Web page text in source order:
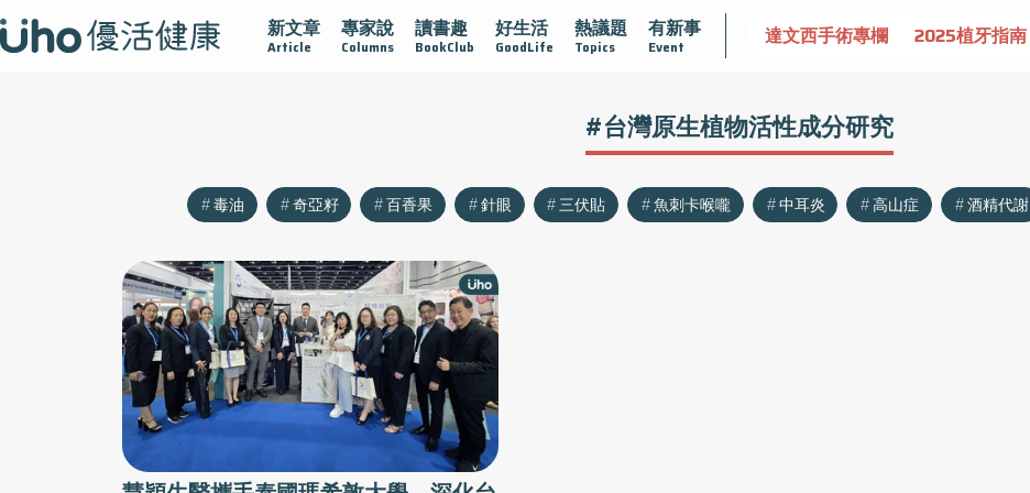
新文章
Article
專家說
Columns
讀書趣
BookClub
好生活
GoodLife
熱議題
Topics
有新事
Event
黏 守護腺在 疫情保衛戰 再生醫學 愛的未來視 認識攝護腺肥大 守護骨骼健康 達文西手術專欄 2025植牙指南
#台灣原生植物活性成分研究
毒油 奇亞籽 百香果 針眼 三伏貼 魚刺卡喉嚨 中耳炎 高山症 酒精代謝